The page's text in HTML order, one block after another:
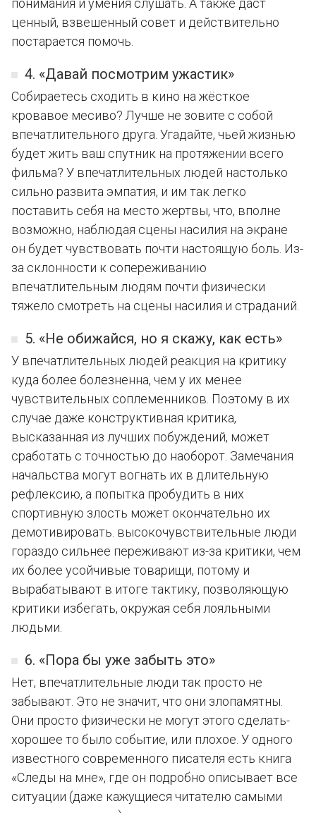
понимания и умения слушать. А также даст
ценный, взвешенный совет и действительно
постарается помочь.
4. «Давай посмотрим ужастик»
Собираетесь сходить в кино на жёсткое
кровавое месиво? Лучше не зовите с собой
впечатлительного друга. Угадайте, чьей жизнью
будет жить ваш спутник на протяжении всего
фильма? У впечатлительных людей настолько
сильно развита эмпатия, и им так легко
поставить себя на место жертвы, что, вполне
возможно, наблюдая сцены насилия на экране
он будет чувствовать почти настоящую боль. Из-
за склонности к сопереживанию
впечатлительным людям почти физически
тяжело смотреть на сцены насилия и страданий.
5. «Не обижайся, но я скажу, как есть»
У впечатлительных людей реакция на критику
куда более болезненна, чем у их менее
чувствительных соплеменников. Поэтому в их
случае даже конструктивная критика,
высказанная из лучших побуждений, может
сработать с точностью до наоборот. Замечания
начальства могут вогнать их в длительную
рефлексию, а попытка пробудить в них
спортивную злость может окончательно их
демотивировать. высокочувствительные люди
гораздо сильнее переживают из-за критики, чем
их более усойчивые товарищи, потому и
вырабатывают в итоге тактику, позволяющую
критики избегать, окружая себя лояльными
людьми.
6. «Пора бы уже забыть это»
Нет, впечатлительные люди так просто не
забывают. Это не значит, что они злопамятны.
Они просто физически не могут этого сделать-
хорошее то было событие, или плохое. У одного
известного современного писателя есть книга
«Следы на мне», где он подробно описывает все
ситуации (даже кажущиеся читателю самыми